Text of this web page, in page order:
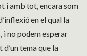
i amb tot, encara som
en el qual la
i no podem esperar
tema que la